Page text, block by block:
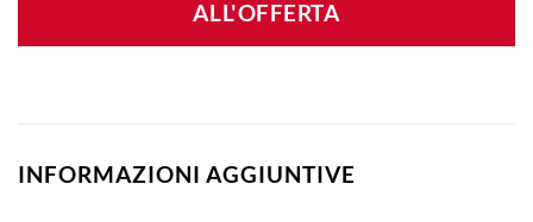
ALL'OFFERTA
INFORMAZIONI AGGIUNTIVE